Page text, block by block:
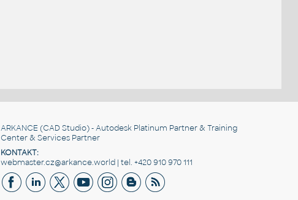
ARKANCE (CAD Studio) - Autodesk Platinum Partner & Training
Center & Services Partner
KONTAKT:
webmaster.cz@arkance.world | tel. +420 910 970 111